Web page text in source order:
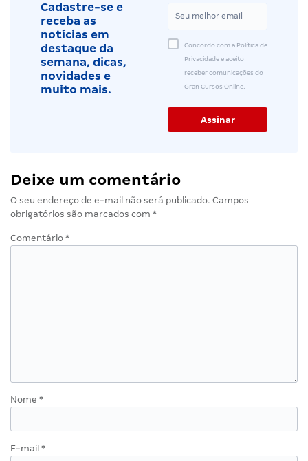
Cadastre-se e
receba as
notícias em
destaque da
semana, dicas,
novidades e
muito mais.
Concordo com a Política de
Privacidade e aceito
receber comunicações do
Gran Cursos Online.
Deixe um comentário
O seu endereço de e-mail não será publicado. Campos
obrigatórios são marcados com *
Comentário *
Nome *
E-mail *